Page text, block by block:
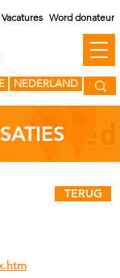
NEDERLAND
Vacatures Word donateur
TERUG